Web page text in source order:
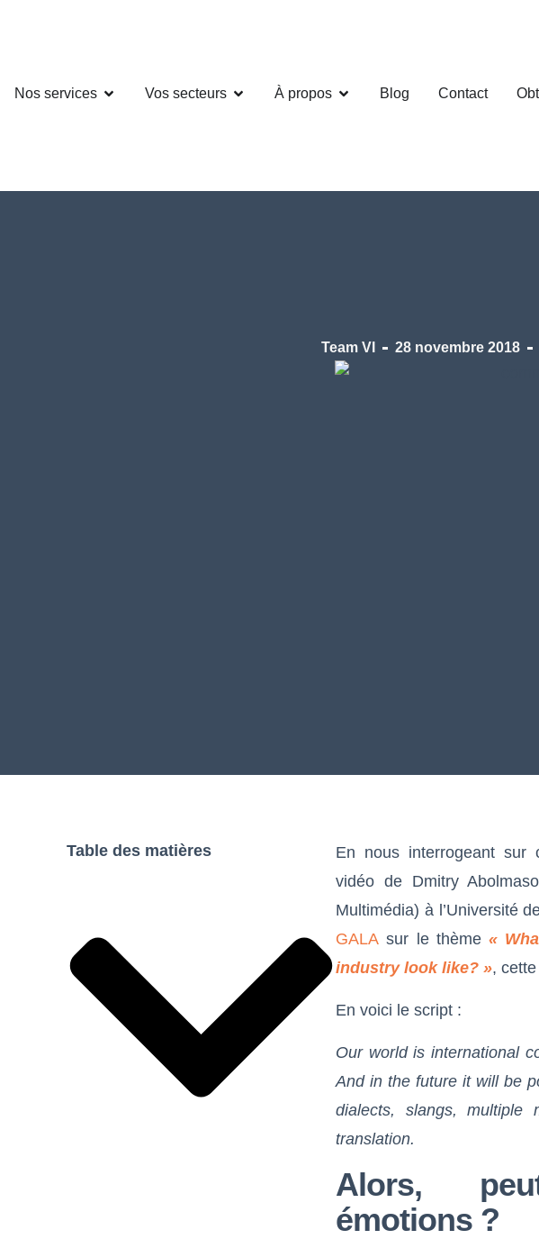
Nos services Vos secteurs À propos Blog Contact
Team VI 28 novembre 2018
Table des matières
En nous interrogeant sur
vidéo de Dmitry
Multimédia) à l’Université
GALAsur le thème «
industry look like? »,
En voici le script :
Our world is international
And in the future it will be
dialects, slangs, multiple
translation.
Alors,
émotions ?